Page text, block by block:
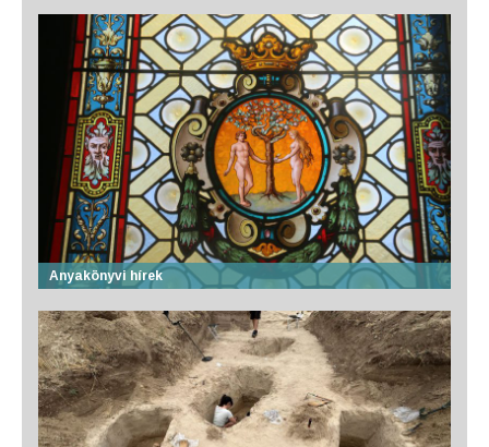
Anyakönyvi hírek